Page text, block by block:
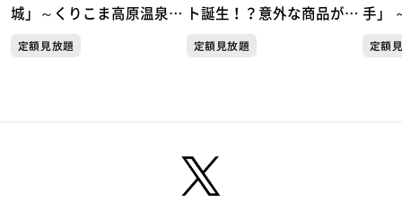
城」～くりこま高原温泉郷
定額見放題
ト誕生！？意外な商品が人
だけしか楽しめない極上の
定額見放題
手」
定額